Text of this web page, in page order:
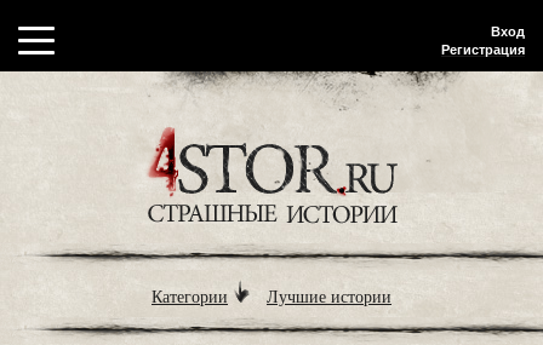
Вход
Регистрация
Категории Лучшие истории